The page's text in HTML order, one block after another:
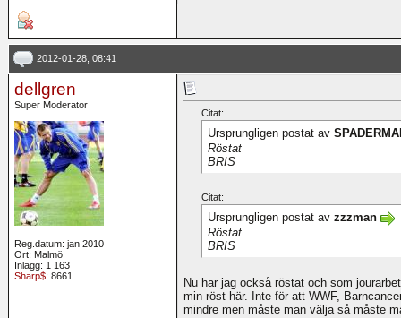
2012-01-28, 08:41
dellgren
Super Moderator
Reg.datum: jan 2010
Ort: Malmö
Inlägg: 1 163
Sharp$: 8661
Citat:
Ursprungligen postat av
Röstat
BRIS
Citat:
Ursprungligen postat av zzzman
Röstat
BRIS
Nu har jag också röstat och som
min röst här. Inte för att WWF,
mindre men måste man välja så måste